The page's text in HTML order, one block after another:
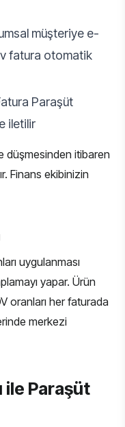
müşteriye e-
fatura otomatik
Paraşüt
iletilir
düşmesinden itibaren
Finans ekibinizin
uygulanması
yapar. Ürün
oranları her faturada
merkezi
ile Paraşüt